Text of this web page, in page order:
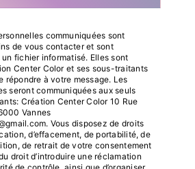
communiquées sont
de vous contacter et sont
fichier informatisé. Elles sont
Center Color et ses sous-traitants
répondre à votre message. Les
seront communiquées aux seuls
Création Center Color 10 Rue
Vannes
Vous disposez de droits
d’effacement, de portabilité, de
de retrait de votre consentement
droit d’introduire une réclamation